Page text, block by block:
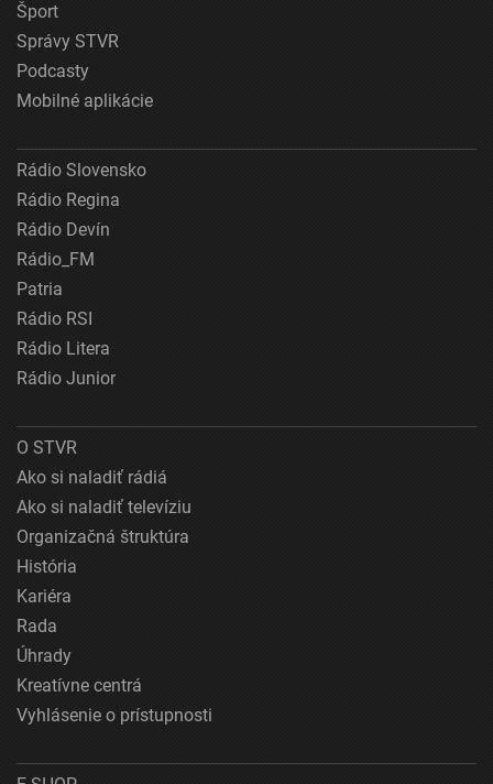
Šport
Správy STVR
Podcasty
Mobilné aplikácie
Rádio Slovensko
Rádio Regina
Rádio Devín
Rádio_FM
Patria
Rádio RSI
Rádio Litera
Rádio Junior
O STVR
Ako si naladiť rádiá
Ako si naladiť televíziu
Organizačná štruktúra
História
Kariéra
Rada
Úhrady
Kreatívne centrá
Vyhlásenie o prístupnosti